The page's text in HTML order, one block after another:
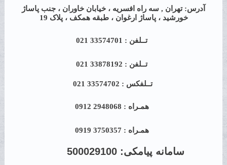
آدرس: تهران , سه راه افسریه ، خیابان خاوران ، جنب پاساژ
خورشید ، پاساژ ارغوان ، طبقه همکف ، پلاک 19
تــلفن : 33574701 021
تــلفن : 33878192 021
تــلفکس : 33574702 021
همـراه : 2948068 0912
همـراه : 3750357 0919
سامانه پیامکی: 500029100